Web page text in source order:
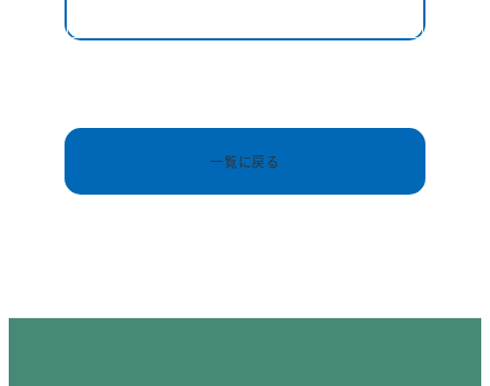
一覧に戻る